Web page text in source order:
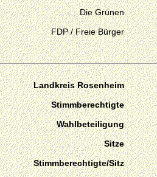
Die Grünen
FDP / Freie Bürger
Landkreis Rosenheim
Stimmberechtigte
Wahlbeteiligung
Sitze
Stimmberechtigte/Sitz